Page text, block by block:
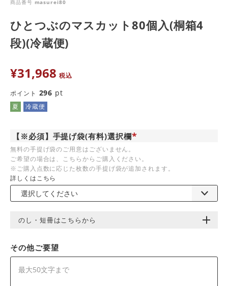
商品番号 masurei80
ひとつぶのマスカット80個入(桐箱4
段)(冷蔵便)
¥31,968 税込
ポイント 296 pt
夏 冷蔵便
【※必須】手提げ袋(有料)選択欄
須
)
無料の手提げ袋のご用意はございません。
ご希望の場合は、こちらからご購入ください。
※ご購入点数に応じた枚数の手提げ袋が追加されます。
詳しくはこちら
のし・短冊はこちらから
その他ご要望